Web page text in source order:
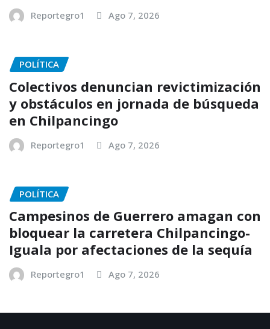
Reportegro1 Ago 7, 2026
POLÍTICA
Colectivos denuncian revictimización
y obstáculos en jornada de búsqueda
en Chilpancingo
Reportegro1 Ago 7, 2026
POLÍTICA
Campesinos de Guerrero amagan con
bloquear la carretera Chilpancingo-
Iguala por afectaciones de la sequía
Reportegro1 Ago 7, 2026